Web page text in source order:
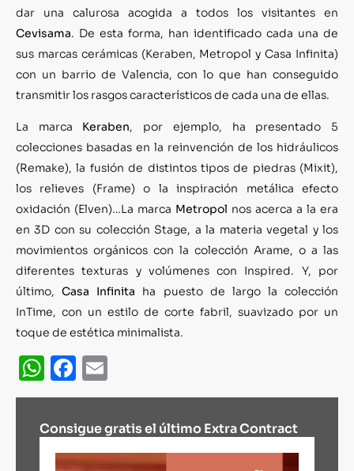
dar una calurosa acogida a todos los visitantes en
Cevisama. De esta forma, han identificado cada una de
sus marcas cerámicas (Keraben, Metropol y Casa Infinita)
con un barrio de Valencia, con lo que han conseguido
transmitir los rasgos característicos de cada una de ellas.
La marca Keraben, por ejemplo, ha presentado 5
colecciones basadas en la reinvención de los hidráulicos
(Remake), la fusión de distintos tipos de piedras (Mixit),
los relieves (Frame) o la inspiración metálica efecto
oxidación (Elven)…La marca Metropol nos acerca a la era
en 3D con su colección Stage, a la materia vegetal y los
movimientos orgánicos con la colección Arame, o a las
diferentes texturas y volúmenes con Inspired. Y, por
último,Casa Infinita ha puesto de largo la colección
InTime, con un estilo de corte fabril, suavizado por un
toque de estética minimalista.
WhatsApp
Facebook
Consigue gratis el último Extra Contract